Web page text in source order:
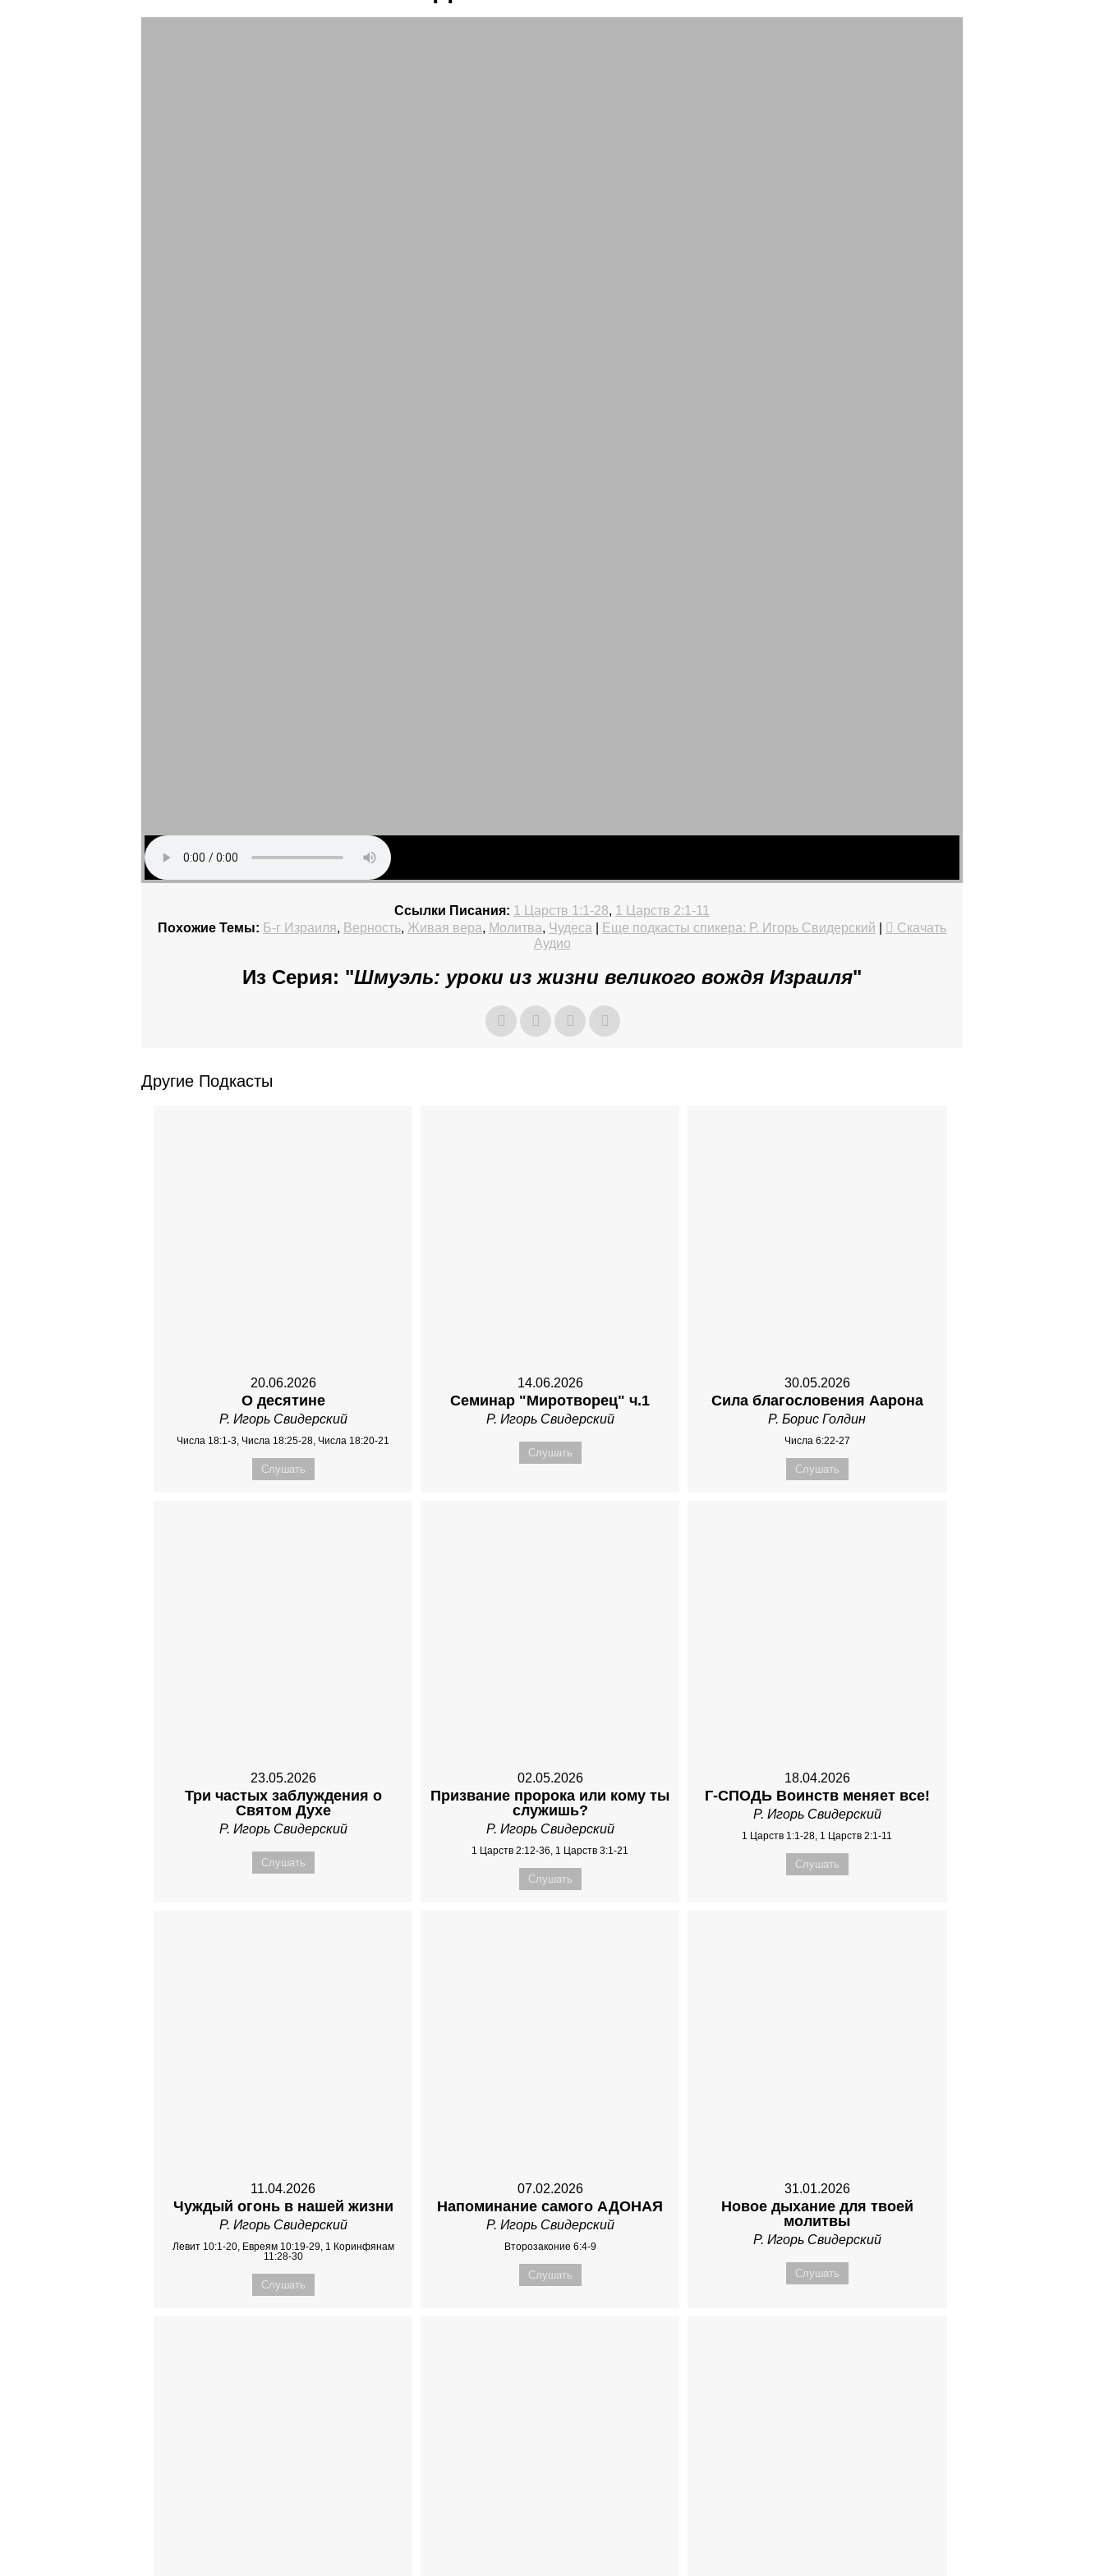
Ссылки Писания: 1 Царств 1:1-28, 1 Царств 2:1-11
Похожие Темы: Б-г Израиля, Верность, Живая вера, Молитва, Чудеса Еще подкасты спикера: Р. Игорь Свидерский
Скачать
Аудио
Из Серия: "Шмуэль: уроки из жизни великого вождя Израиля"
Другие Подкасты
20.06.2026
О десятине
Р. Игорь Свидерский
Числа 18:1-3, Числа 18:25-28, Числа 18:20-21
Слушать
14.06.2026
Семинар "Миротворец" ч.1
Р. Игорь Свидерский
Слушать
30.05.2026
Сила благословения Аарона
Р. Борис Голдин
Числа 6:22-27
Слушать
23.05.2026
Три частых заблуждения о
Святом Духе
Р. Игорь Свидерский
Слушать
02.05.2026
Призвание пророка или кому ты
служишь?
Р. Игорь Свидерский
1 Царств 2:12-36, 1 Царств 3:1-21
Слушать
18.04.2026
Г-СПОДЬ Воинств меняет все!
Р. Игорь Свидерский
1 Царств 1:1-28, 1 Царств 2:1-11
Слушать
11.04.2026
Чуждый огонь в нашей жизни
Р. Игорь Свидерский
Левит 10:1-20, Евреям 10:19-29, 1 Коринфянам
11:28-30
Слушать
07.02.2026
Напоминание самого АДОНАЯ
Р. Игорь Свидерский
Второзаконие 6:4-9
Слушать
31.01.2026
Новое дыхание для твоей
молитвы
Р. Игорь Свидерский
Слушать